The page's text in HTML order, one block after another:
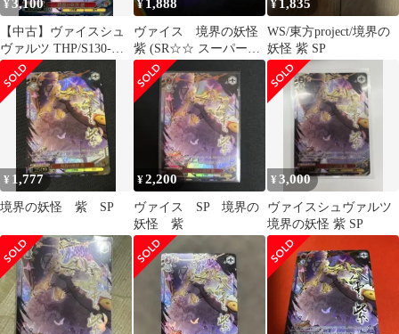
¥3,100
【中古】ヴァイスシュ
ヴァルツ THP/S130-
066SP[SP]：(ホロ)境界
の妖怪 紫(キャラクタ
ー金箔押しサイン入り)
¥ 1,888
ヴァイス 境界の妖怪
紫 (SR☆☆ スーパーレ
ア)3枚セット 未使用
品
¥ 1,835
WS/東方project/境界の
妖怪 紫 SP
¥ 1,777
境界の妖怪 紫 SP
¥2,200
ヴァイス SP 境界の
妖怪 紫
¥3,000
ヴァイスシュヴァルツ
境界の妖怪 紫 SP